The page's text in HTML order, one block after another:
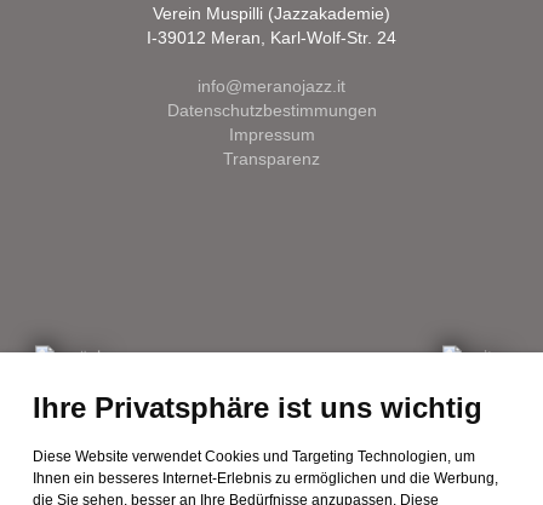
Ihre Privatsphäre ist uns wichtig
Diese Website verwendet Cookies und Targeting Technologien, um
Ihnen ein besseres Internet-Erlebnis zu ermöglichen und die Werbung,
die Sie sehen, besser an Ihre Bedürfnisse anzupassen. Diese
Verein Muspilli (Jazzakademie)
I-39012 Meran, Karl-Wolf-Str. 24
info@meranojazz.it
Datenschutzbestimmungen
Impressum
Transparenz